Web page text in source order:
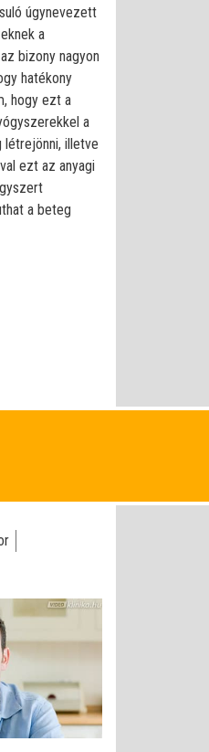
úgynevezett
a
bizony nagyon
hatékony
hogy ezt a
a
létrejönni, illetve
ezt az anyagi
a beteg